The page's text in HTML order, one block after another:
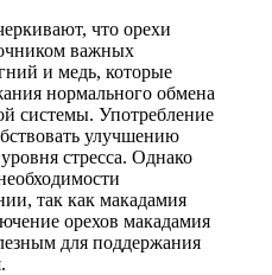
что орехи
важных
и медь, которые
нормального обмена
системы. Употребление
улучшению
стресса. Однако
так как макадамия
орехов макадамия
для поддержания